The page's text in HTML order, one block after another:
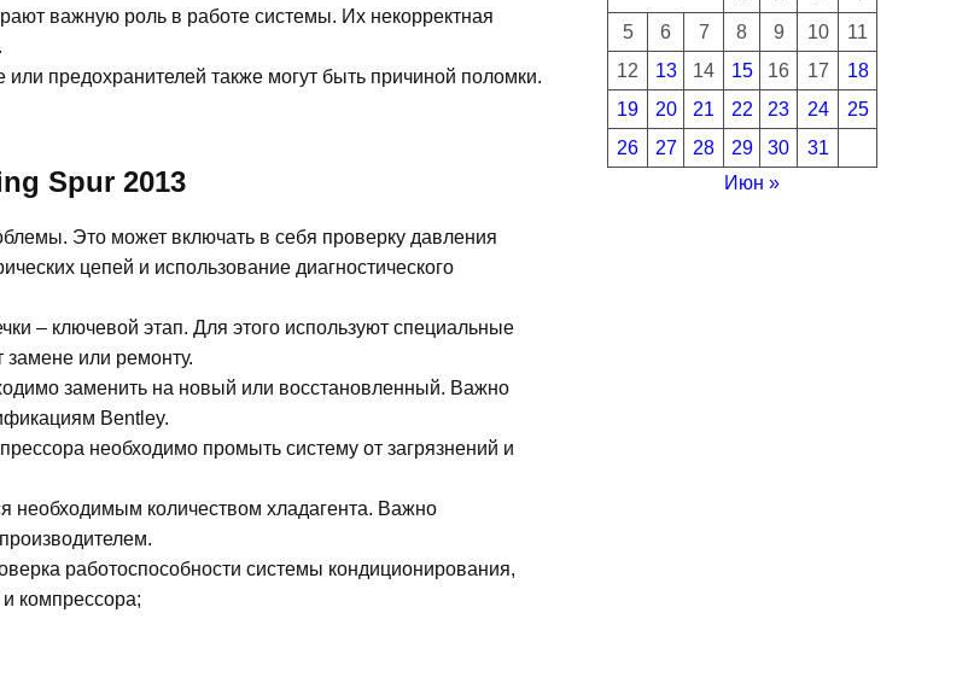
важную роль в работе системы. Их некорректная
предохранителей также могут быть причиной поломки.
Spur 2013
Это может включать в себя проверку давления
цепей и использование диагностического
– ключевой этап. Для этого используют специальные
или ремонту.
заменить на новый или восстановленный. Важно
Bentley.
необходимо промыть систему от загрязнений и
необходимым количеством хладагента. Важно
работоспособности системы кондиционирования,
компрессора;
5
6 7 8 9 10
11
12
13 14 15 16 17
18
19
20 21 22 23 24
25
26
27 28 29 30
31
Июн »